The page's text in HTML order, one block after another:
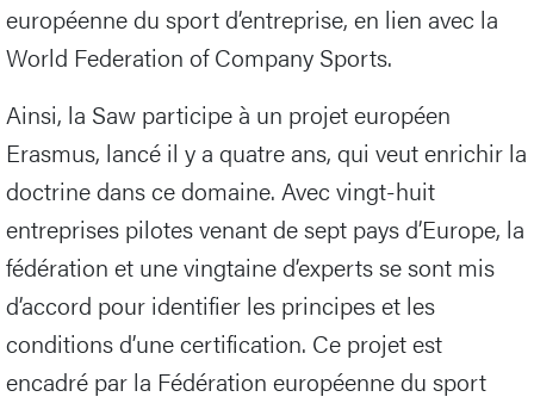
européenne du sport d’entreprise, en lien avec la
World Federation of Company Sports.
Ainsi, la Saw participe à un projet européen
Erasmus, lancé il y a quatre ans, qui veut enrichir la
doctrine dans ce domaine. Avec vingt-huit
entreprises pilotes venant de sept pays d’Europe, la
fédération et une vingtaine d’experts se sont mis
d’accord pour identifier les principes et les
conditions d’une certification. Ce projet est
encadré par la Fédération européenne du sport